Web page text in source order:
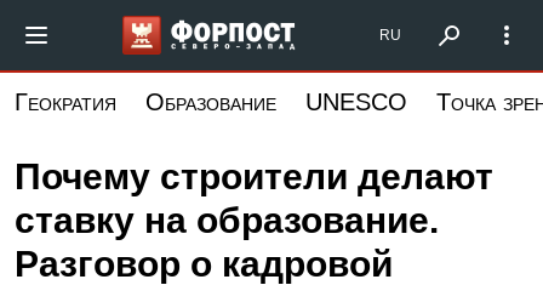
основному
Форпост Северо-Запад
RU
Геократия Образование UNESCO Точка
Почему строители делают
ставку на образование.
Разговор о кадровой